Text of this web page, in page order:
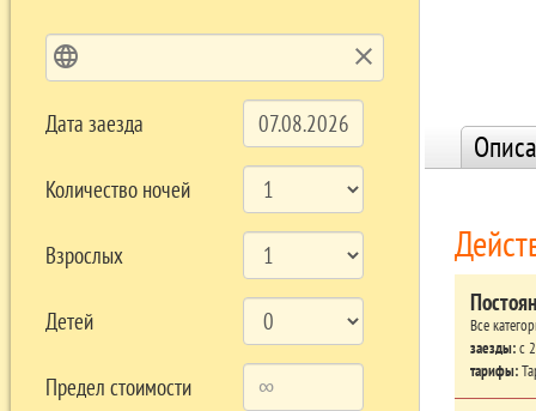
language clear
Дата заезда
Количество ночей
Взрослых
Детей
Предел стоимости
Все
заезды:c
тарифы: